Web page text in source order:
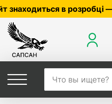
— по ціні та